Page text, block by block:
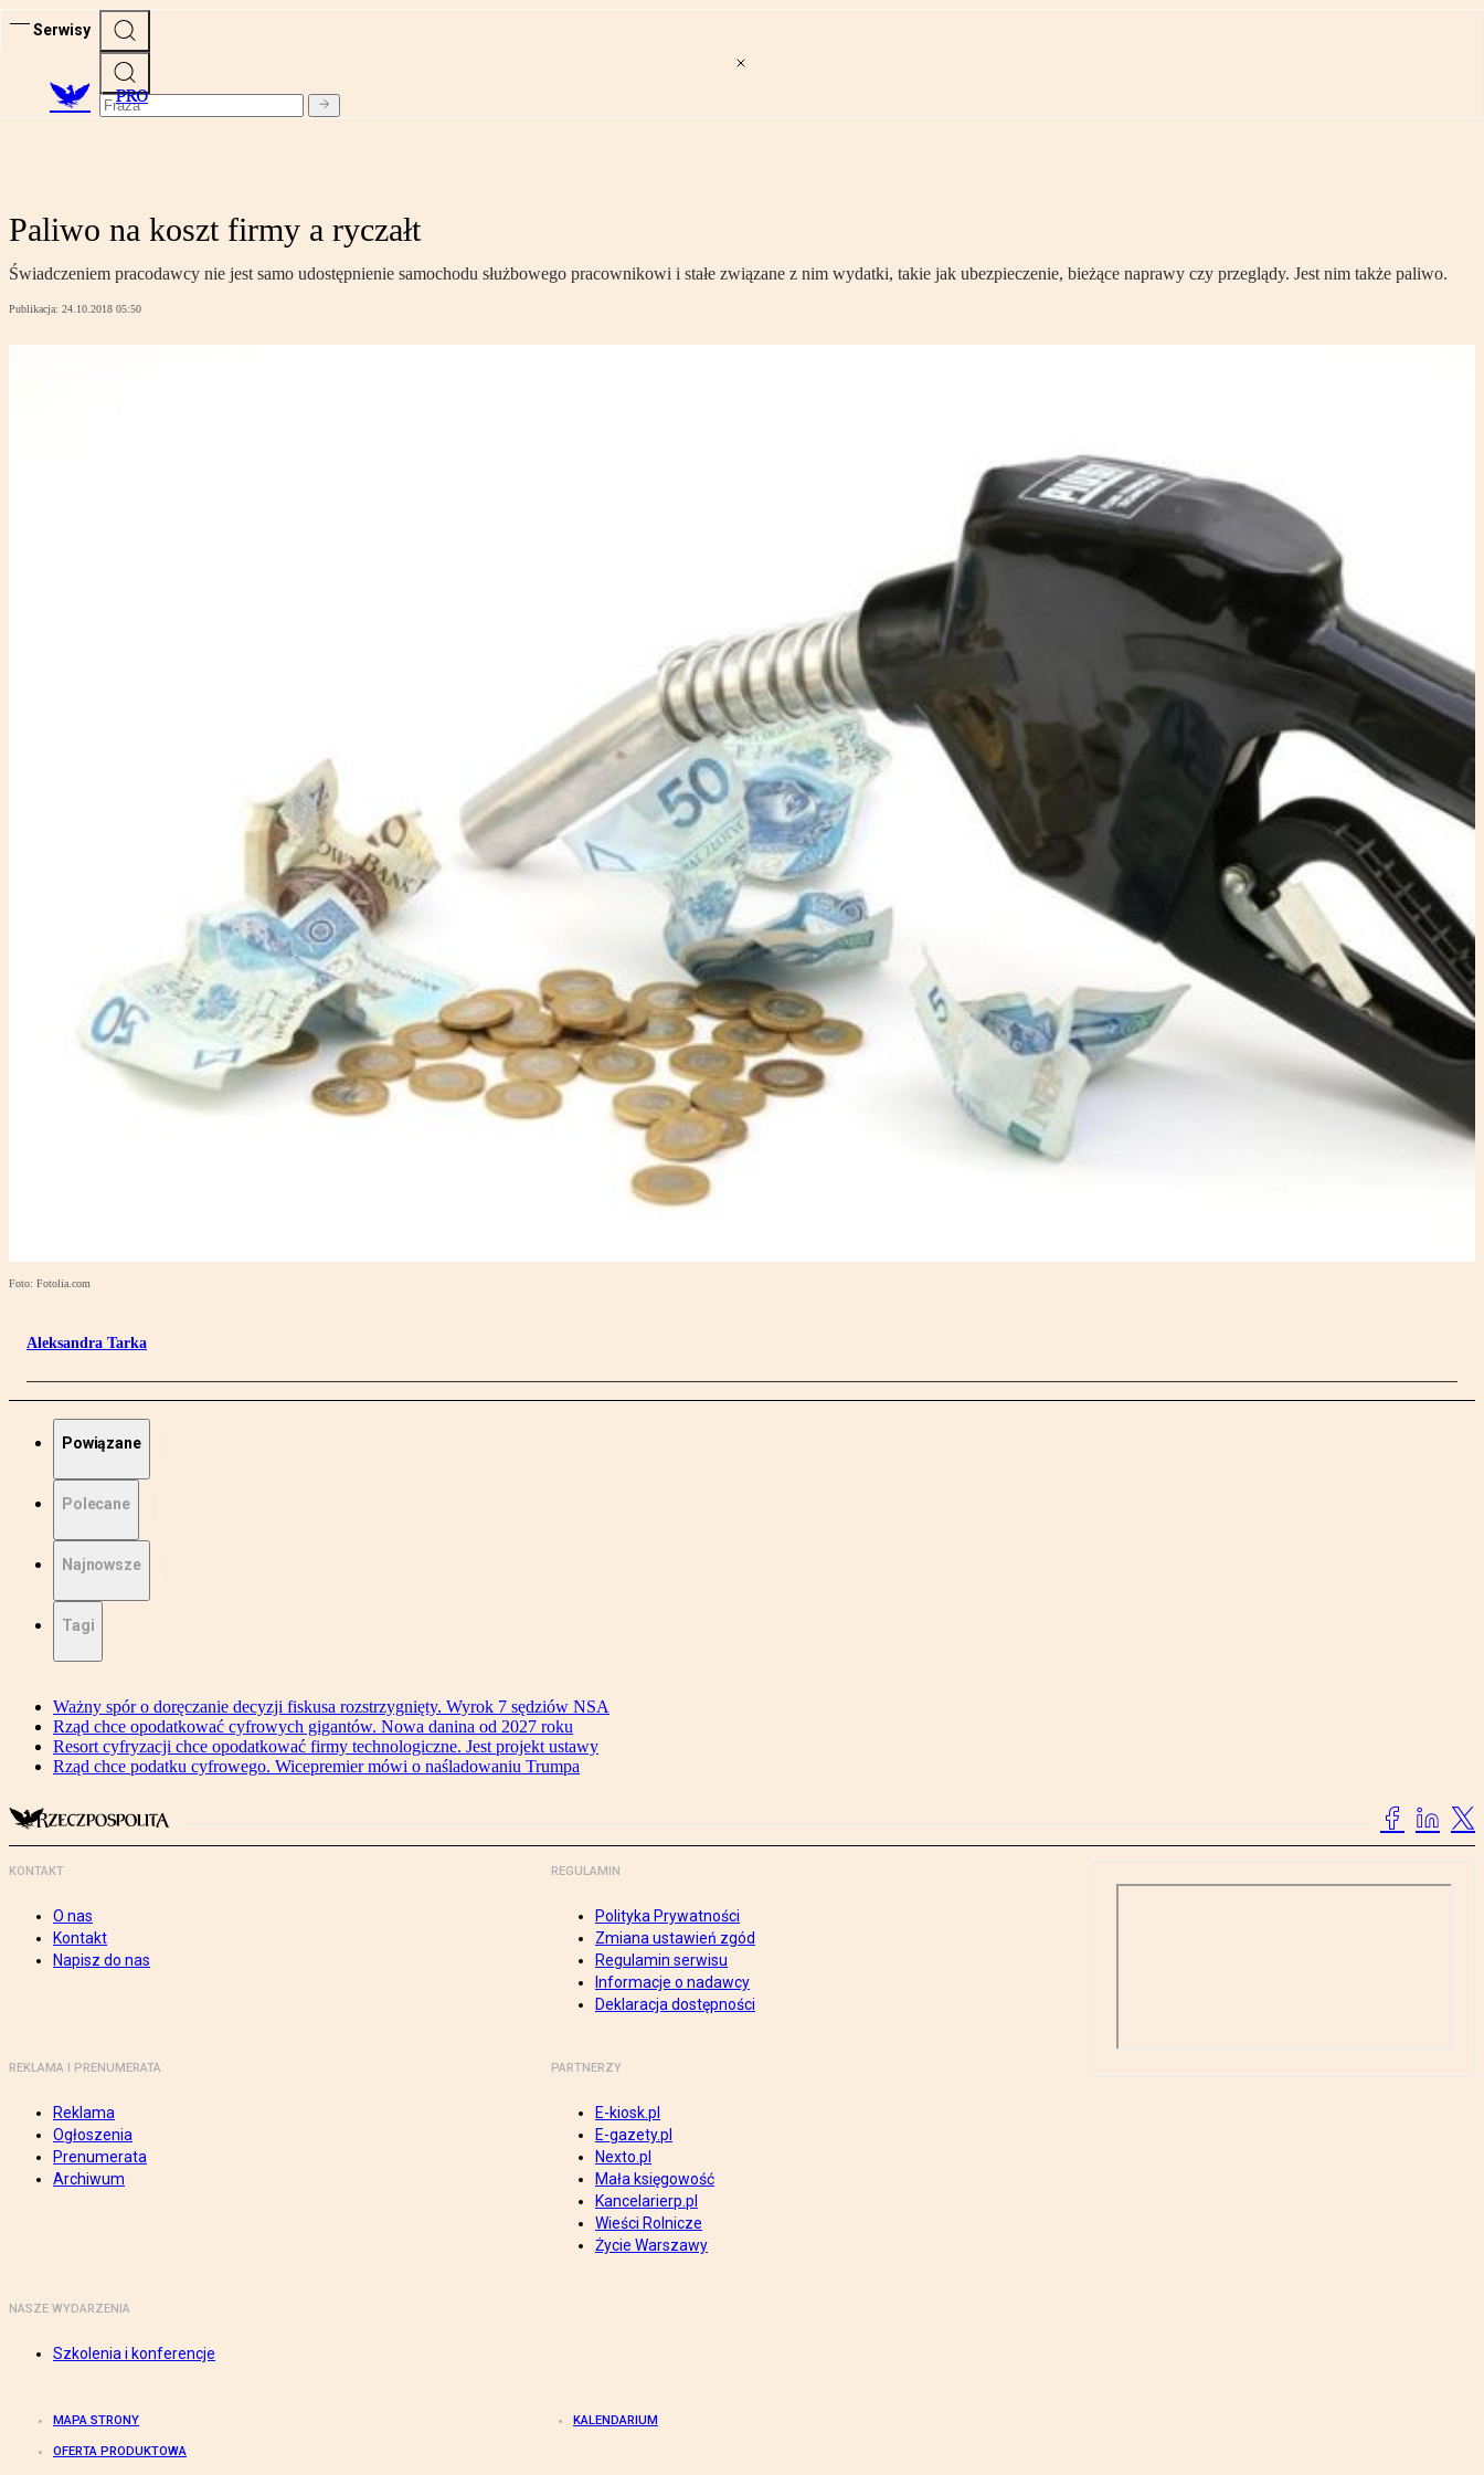
Serwisy
PRO
Paliwo na koszt firmy a ryczałt
Świadczeniem pracodawcy nie jest samo udostępnienie samochodu służbowego pracownikowi i stałe związane z nim wydatki, takie jak ubezpieczenie, bieżące naprawy czy przeglądy. Jest nim także paliwo.
Publikacja: 24.10.2018 05:50
Foto: Fotolia.com
Aleksandra Tarka
Powiązane
Polecane
Najnowsze
Tagi
Ważny spór o doręczanie decyzji fiskusa rozstrzygnięty. Wyrok 7 sędziów NSA
Rząd chce opodatkować cyfrowych gigantów. Nowa danina od 2027 roku
Resort cyfryzacji chce opodatkować firmy technologiczne. Jest projekt ustawy
Rząd chce podatku cyfrowego. Wicepremier mówi o naśladowaniu Trumpa
KONTAKT
O nas
Kontakt
Napisz do nas
REGULAMIN
Polityka Prywatności
Zmiana ustawień zgód
Regulamin serwisu
Informacje o nadawcy
Deklaracja dostępności
REKLAMA I PRENUMERATA
Reklama
Ogłoszenia
Prenumerata
Archiwum
PARTNERZY
E-kiosk.pl
E-gazety.pl
Nexto.pl
Mała księgowość
Kancelarierp.pl
Wieści Rolnicze
Życie Warszawy
NASZE WYDARZENIA
Szkolenia i konferencje
MAPA STRONY KALENDARIUM
OFERTA PRODUKTOWA